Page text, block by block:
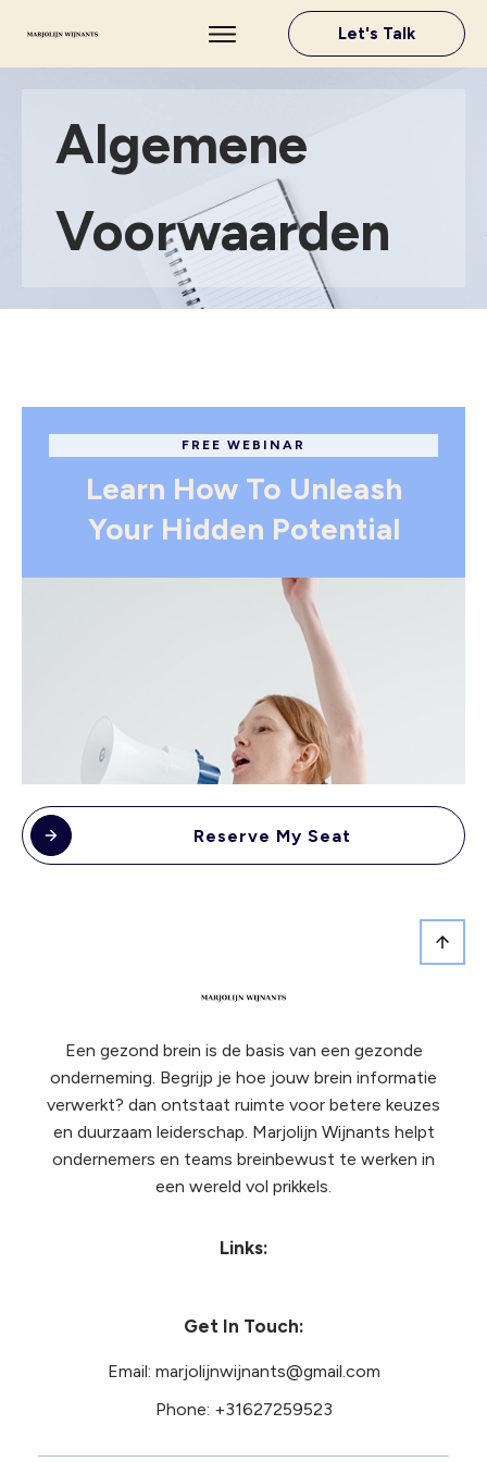
Let's Talk
Algemene
Voorwaarden
FREE WEBINAR
Learn How To Unleash
Your Hidden Potential
Reserve My Seat
Een gezond brein is de basis van een gezonde
onderneming. Begrijp je hoe jouw brein informatie
verwerkt? dan ontstaat ruimte voor betere keuzes
en duurzaam leiderschap. Marjolijn Wijnants helpt
ondernemers en teams breinbewust te werken in
een wereld vol prikkels.
Links:
Get In Touch:
Email: marjolijnwijnants@gmail.com
Phone: +31627259523